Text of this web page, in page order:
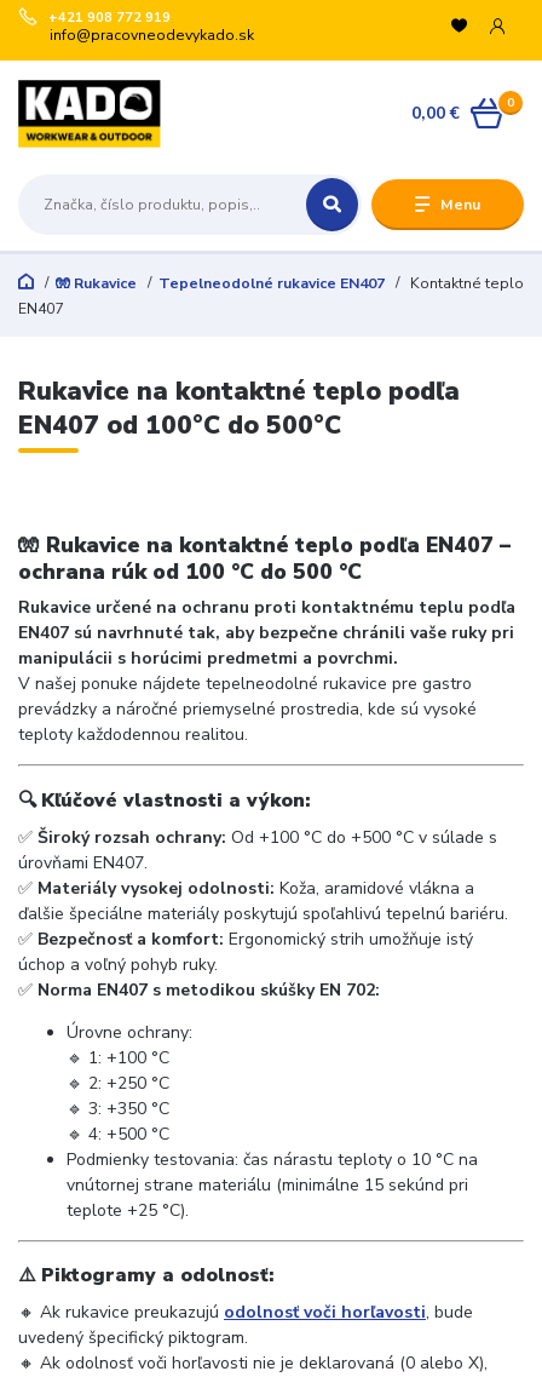
Menu
+421 908 772 919
info@pracovneodevykado.sk
0
0,00 €
🧤 Rukavice Tepelneodolné rukavice EN407
Kontaktné teplo
EN407
Rukavice na kontaktné teplo podľa
EN407 od 100°C do 500°C
🧤 Rukavice na kontaktné teplo podľa EN407 –
ochrana rúk od 100 °C do 500 °C
Rukavice určené na ochranu proti kontaktnému teplu podľa
EN407 sú navrhnuté tak, aby bezpečne chránili vaše ruky pri
manipulácii s horúcimi predmetmi a povrchmi.
V našej ponuke nájdete tepelneodolné rukavice pre gastro
prevádzky a náročné priemyselné prostredia, kde sú vysoké
teploty každodennou realitou.
🔍Kľúčové vlastnosti a výkon:
✅ Široký rozsah ochrany: Od +100 °C do +500 °C v súlade s
úrovňami EN407.
✅ Materiály vysokej odolnosti: Koža, aramidové vlákna a
ďalšie špeciálne materiály poskytujú spoľahlivú tepelnú bariéru.
✅ Bezpečnosť a komfort: Ergonomický strih umožňuje istý
úchop a voľný pohyb ruky.
✅ Norma EN407 s metodikou skúšky EN 702:
Úrovne ochrany:
🔹 1: +100 °C
🔹 2: +250 °C
🔹 3: +350 °C
🔹 4: +500 °C
Podmienky testovania: čas nárastu teploty o 10 °C na
vnútornej strane materiálu (minimálne 15 sekúnd pri
teplote +25 °C).
⚠️ Piktogramy a odolnosť:
🔸 Ak rukavice preukazujú odolnosť voči horľavosti, bude
uvedený špecifický piktogram.
🔸 Ak odolnosť voči horľavosti nie je deklarovaná (0 alebo X),
VYUŽITE ZĽAVY
🏷️ -10 % pre registrovaných na vybrané značky
(ARTRA, ARDON, VM, BENNON, ATG, B-WELL, GIBLOR’S
🛒 Množstevné zľavy v košíku:
€200 → -5 %
€500 → -10 %
€1 000 → -15 %
Odoslať